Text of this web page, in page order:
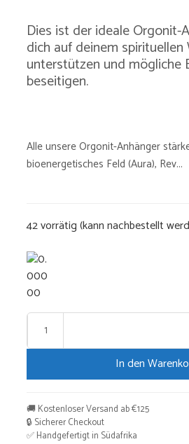
Dies ist der ideale Orgonit-
dich auf deinem spirituellen
unterstützen und mögliche
beseitigen.
Alle unsere Orgonit-Anhänger
bioenergetisches Feld (Aura), Rev...
42 vorrätig (kann nachbestellt
"Limitless"-
Orgon-
In den
🚚 Kostenloser Versand ab €125
🔒 Sicherer Checkout
✅ Handgefertigt in Südafrika